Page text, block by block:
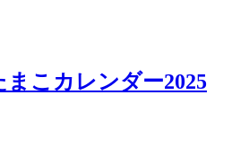
まこカレンダー2025